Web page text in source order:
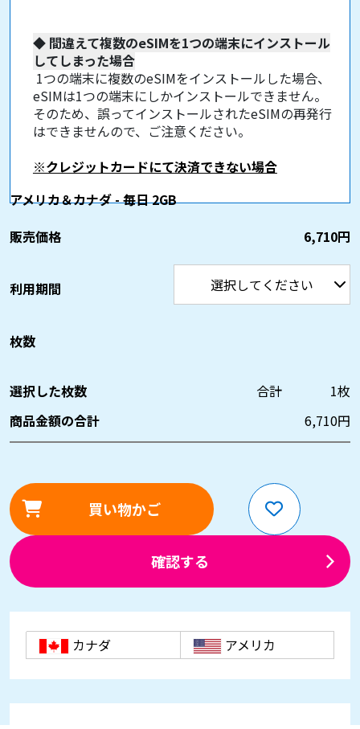
◆ 間違えて複数のeSIMを1つの端末にインストール
してしまった場合
1つの端末に複数のeSIMをインストールした場合、
eSIMは1つの端末にしかインストールできません。
そのため、誤ってインストールされたeSIMの再発行
はできませんので、ご注意ください。
※クレジットカードにて決済できない場合
アメリカ＆カナダ - 毎日 2GB
販売価格
6,710円
利用期間
枚数
選択した枚数 合計 1枚
商品金額の合計
6,710円
買い物かご
確認する
カナダ アメリカ